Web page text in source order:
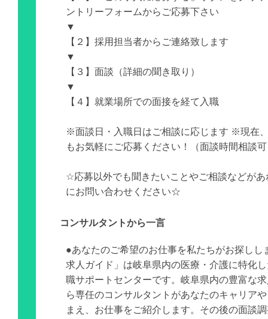
ントリーフォームからご応募下さい
▼
【２】採用担当者からご連絡致します
▼
【３】面談（詳細の聞き取り）
▼
【４】就業場所での面接を経て入職
※面談日・入職日はご相談に応じます ※現在
もお気軽にご応募ください！（面談時間相談
☆応募以外でも聞きたいことやご相談などがあ
にお問い合わせください☆
コンサルタントから一言
●あなたのご希望のお仕事を私たちがお探しし
求人ガイド」は岐阜県内の医療・介護に特化
職サポートセンターです。岐阜県内の豊富な
ら専任のコンサルタントがあなたのキャリア
まえ、お仕事をご紹介します。その後の面談